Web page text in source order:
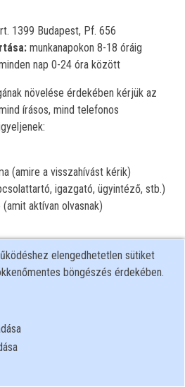
1399 Budapest, Pf. 656
munkanapokon 8-18 óráig
nap 0-24 óra között
növelése érdekében kérjük az
írásos, mind telefonos
(amire a visszahívást kérik)
igazgató, ügyintéző, stb.)
aktívan olvasnak)
ismerik)
elengedhetetlen sütiket
böngészés érdekében.